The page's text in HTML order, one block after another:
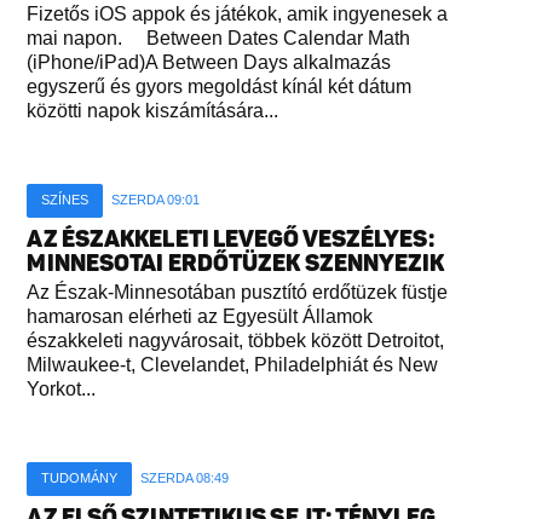
Fizetős iOS appok és játékok, amik ingyenesek a
mai napon. Between Dates Calendar Math
(iPhone/iPad)A Between Days alkalmazás
egyszerű és gyors megoldást kínál két dátum
közötti napok kiszámítására...
SZÍNES SZERDA 09:01
AZ ÉSZAKKELETI LEVEGŐ VESZÉLYES:
MINNESOTAI ERDŐTÜZEK SZENNYEZIK
Az Észak-Minnesotában pusztító erdőtüzek füstje
hamarosan elérheti az Egyesült Államok
északkeleti nagyvárosait, többek között Detroitot,
Milwaukee-t, Clevelandet, Philadelphiát és New
Yorkot...
TUDOMÁNY SZERDA 08:49